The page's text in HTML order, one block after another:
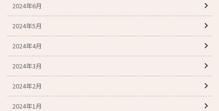
2024年6月
2024年5月
2024年4月
2024年3月
2024年2月
2024年1月